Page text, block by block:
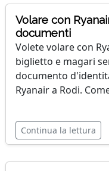
Volare con
documenti
Volete volare con
biglietto e magari
documento
Ryanair a Rodi.
Continua la lettura